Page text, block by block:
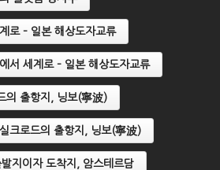
로 – 일본 해상도자교류
서 세계로 – 일본 해상도자교류
의 출항지, 닝보(寧波)
크로드의 출항지, 닝보(寧波)
지이자 도착지, 암스테르담